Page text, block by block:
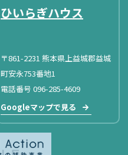
ひいらぎハウス
〒861-2231 熊本県上益城郡益城
町安永753番地1
電話番号 096-285-4609
Googleマップで見る